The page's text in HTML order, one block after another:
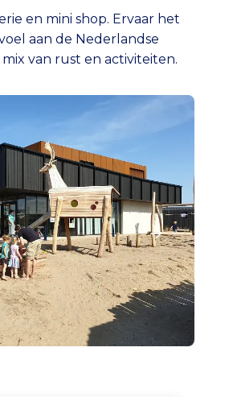
en mini shop. Ervaar het
aan de Nederlandse
van rust en activiteiten.